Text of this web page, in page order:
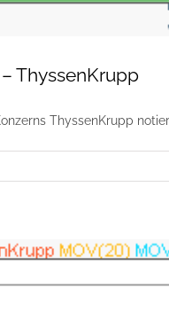
ThyssenKrupp
ThyssenKrupp